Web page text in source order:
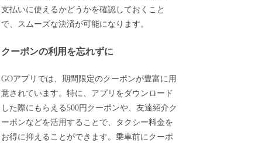
支払いに使えるかどうかを確認しておくこと
で、スムーズな決済が可能になります。
クーポンの利用を忘れずに
GOアプリでは、期間限定のクーポンが豊富に用
意されています。特に、アプリをダウンロード
した際にもらえる500円クーポンや、友達紹介ク
ーポンなどを活用することで、タクシー料金を
お得に抑えることができます。乗車前にクーポ